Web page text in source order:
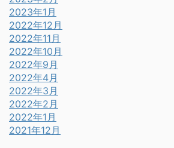
2023年1月
2022年12月
2022年11月
2022年10月
2022年9月
2022年4月
2022年3月
2022年2月
2022年1月
2021年12月